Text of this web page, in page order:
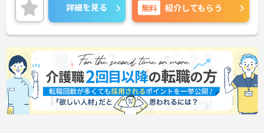
ていただける方を募集しています。
ご興味のある方には、面接対策ポイントなど、さら
に詳細をご案内しますのでお気軽にご相談くださ
い！
詳細を見る 無料 紹介してもらう